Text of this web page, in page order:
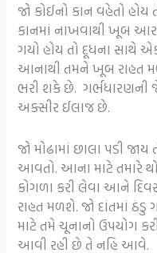
જો કોઈનો કાન વહેતો હોય
કાનમાં નાખવાથી ખૂબ
ગયો હોય તો દૂધના સાથે
આનાથી તમને ખૂબ રાહત
ભરી શકે છે.
અક્સીર ઈલાજ છે.
જો મોઢામાં છાલા પડી
આવતો. આના માટે તમારે
કોગળા કરી લેવા આને
રાહત મળશે. જો દાંતમાં ઠંડુ
માટે તમે ચૂનાનો ઉપયોગ
આવી રહી છે તે નહિ આવે.